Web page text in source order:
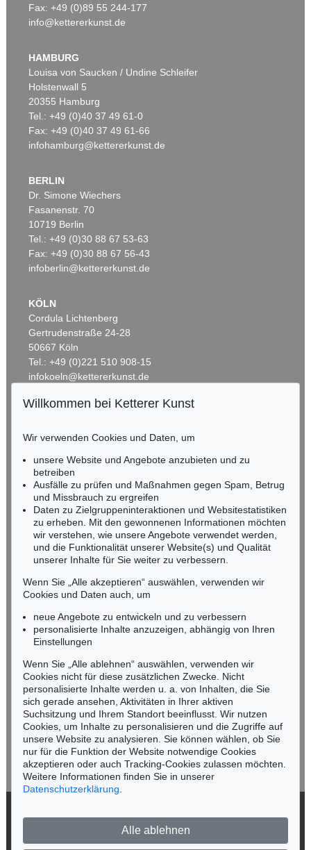
Auktion 535 - Lot 50
Ergebnis:€ 1.045.000
GEORG BASELITZ
Zwei halbe Kühe , 1968
Ergebnis:€ 889.000
Auktion 550 - Lot 59
Dix besucht Goya
, 2008
Ergebnis:€ 508.000
Auktion 606 - Lot 35
Ergebnis:€ 464.400
Auktion 410 - Lot 1246
G. BASELITZ
Der Abgarkopf, 1984
Ergebnis:€ 451.400
Auktion 461 - Lot 867
G. BASELITZ
Das Abgarbild, 1984
Ergebnis:€ 425.000
Auktion 590 - Lot 14
Ergebnis:€ 406.400
Fax: +49 (0)89 55 244-177
info@kettererkunst.de
HAMBURG
Louisa von Saucken / Undine Schleifer
Holstenwall 5
20355 Hamburg
Tel.: +49 (0)40 37 49 61-0
Fax: +49 (0)40 37 49 61-66
infohamburg@kettererkunst.de
BERLIN
Dr. Simone Wiechers
Fasanenstr. 70
10719 Berlin
Tel.: +49 (0)30 88 67 53-63
Fax: +49 (0)30 88 67 56-43
infoberlin@kettererkunst.de
KÖLN
Cordula Lichtenberg
Gertrudenstraße 24-28
50667 Köln
Tel.: +49 (0)221 510 908-15
infokoeln@kettererkunst.de
BADEN-WÜRTTEMBERG
RHEINLAND-PFALZ
Miriam Heß
Tel.: +49 (0)62 21 58 80-038
Fax: +49 (0)62 21 58 80-595
infoheidelberg@kettererkunst.de
NORDDEUTSCHLAND
Nico Kassel, M.A.
Tel.: +49 (0)89 55244-164
Mobil: +49 (0)171 8618661
n.kassel@kettererkunst.de
Keine Auktion mehr verpassen!
Wir informieren Sie rechtzeitig.
Jetzt zum Newsletter anmelden >
Impressum
Willkommen bei Ketterer Kunst
Wir verwenden Cookies und Daten, um
unsere Website und Angebote anzubieten und zu
betreiben
Ausfälle zu prüfen und Maßnahmen gegen Spam, Betrug
und Missbrauch zu ergreifen
Daten zu Zielgruppeninteraktionen und Websitestatistiken
zu erheben. Mit den gewonnenen Informationen möchten
wir verstehen, wie unsere Angebote verwendet werden,
und die Funktionalität unserer Website(s) und Qualität
unserer Inhalte für Sie weiter zu verbessern.
Wenn Sie „Alle akzeptieren“ auswählen, verwenden wir
Cookies und Daten auch, um
neue Angebote zu entwickeln und zu verbessern
personalisierte Inhalte anzuzeigen, abhängig von Ihren
Einstellungen
Wenn Sie „Alle ablehnen“ auswählen, verwenden wir
Cookies nicht für diese zusätzlichen Zwecke. Nicht
personalisierte Inhalte werden u. a. von Inhalten, die Sie
sich gerade ansehen, Aktivitäten in Ihrer aktiven
Suchsitzung und Ihrem Standort beeinflusst. Wir nutzen
Cookies, um Inhalte zu personalisieren und die Zugriffe auf
unsere Website zu analysieren. Sie können wählen, ob Sie
nur für die Funktion der Website notwendige Cookies
akzeptieren oder auch Tracking-Cookies zulassen möchten.
Weitere Informationen finden Sie in unserer
Datenschutzerklärung
Alle ablehnen